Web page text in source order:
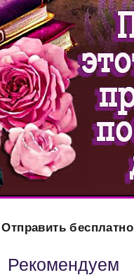
Отправить бесплатно
Рекомендуем